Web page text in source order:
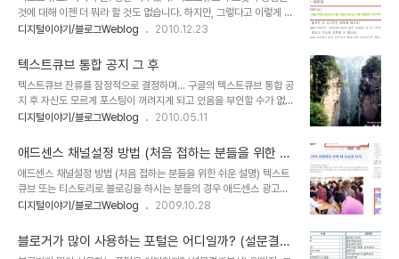
이번 크리스마스는 아이들 보다 저에게 더 특별한 날이 되었습니다. 아
빠로써 아이들에게 선물을 받는 다는 거... 그냥 생각만 해도 기분이 흐
다.- 정말 이 기..
것에 대해 이젠 더 뭐라 할 것도 없습니다. 하지만, 그렇다고 이렇게 결
말을 낼 필요까지 있었을까 하는 아쉬움은 너무 큽니다. 무엇보다도 문
가란 식으로 떼미는 듯 한 이 느낌은 정말이지 해도 너무했다는 생각입
니다. 더구나 시간 약속에 철저하다는 미국 서비스가 한국에 들어와서
변한 건지 -아님, 한국식에 적응한 건지- 애초 예정되어 있던 텍스트
큐브와 스팟의 통합 이전은 12월20일에 이루어지는 것으로 되어 있
었지만, 그날은 아무런 일도 발생하지 않았습니다. 그러더니 전격적으
지 못한 잔존 텍스트큐브 사..
디지털이야기/블로그Weblog 2010.12.23
텍스트큐브 통합 공지 그 후
텍스트큐브 잔류를 잠정적으로 결정하며... 구글의 텍스트큐브 통합 공
지 후 자신도 모르게 포스팅이 꺼려지게 되고 있음을 부인할 수가 없습
니다. 본디 사람이란 환경의 지배를 받고 살아가는 존재라는 것을
나라가 겪고 있는 시국도 그러한 연장선에 있는 것이겠지요?- 공교롭
게도 텍스트큐브 통합 공지가 있던 4월말경 부터 5월 초까지 블로깅
을 하지 못했던 개인적 이유가 있었습니다. 이전 포스트 및 각각의 댓
글에 대한 답글 등을 통해 밝혔었습니다만, 그 구체적인 이유는 오늘
처음 밝힙니다. 블로깅을 할 수 없었던 그 기간 동안 저는 오래 전 약속
영화 아바타에서 판도라 ..
디지털이야기/블로그Weblog 2010.05.11
애드센스 채널설정 방법 (처음 접하는 분들을 위한 쉬
운 설명)
애드센스 채널설정 방법 (처음 접하는 분들을 위한 쉬운 설명) 텍스트
큐브 또는 티스토리로 블로깅을 하시는 분들의 경우 애드센스 광고게
재는 하나의 블로그 요소처럼 활용된다고 해도 과언이 아니라 생각을
때문에 좀더 친화적이란 느낌이 들기도 합니다. 그런데, 애드센스를 처
음 접하시는 분들의 경우 애드센스 광고 개제에 대한 구글로부터의 승
디지털이야기/블로그Weblog 2009.10.28
블로거가 많이 사용하는 포털은 어디일까? (설문결과